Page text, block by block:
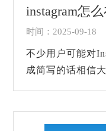
instagram怎
时间：2025-09-18
不少用户可能对
成简写的话相信